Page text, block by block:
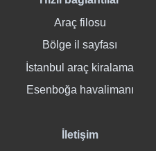
Araç filosu
Bölge il sayfası
İstanbul araç kiralama
Esenboğa havalimanı
İletişim